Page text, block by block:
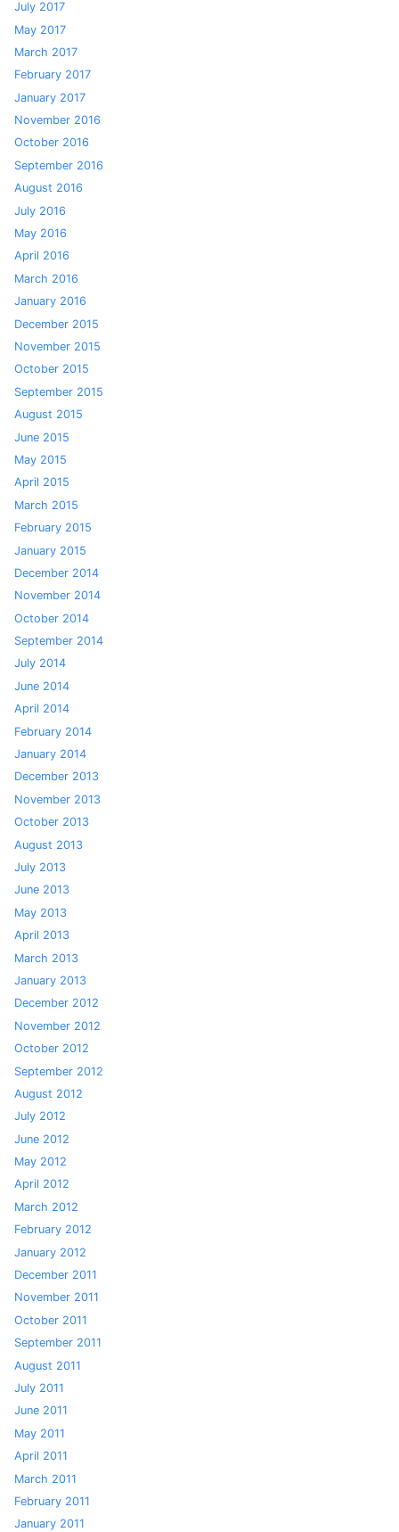
July 2017
May 2017
March 2017
February 2017
January 2017
November 2016
October 2016
September 2016
August 2016
July 2016
May 2016
April 2016
March 2016
January 2016
December 2015
November 2015
October 2015
September 2015
August 2015
June 2015
May 2015
April 2015
March 2015
February 2015
January 2015
December 2014
November 2014
October 2014
September 2014
July 2014
June 2014
April 2014
February 2014
January 2014
December 2013
November 2013
October 2013
August 2013
July 2013
June 2013
May 2013
April 2013
March 2013
January 2013
December 2012
November 2012
October 2012
September 2012
August 2012
July 2012
June 2012
May 2012
April 2012
March 2012
February 2012
January 2012
December 2011
November 2011
October 2011
September 2011
August 2011
July 2011
June 2011
May 2011
April 2011
March 2011
February 2011
January 2011